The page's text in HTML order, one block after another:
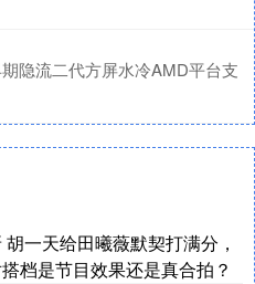
隐流二代方屏水冷AMD平台支
一天给田曦薇默契打满分，
档是节目效果还是真合拍？